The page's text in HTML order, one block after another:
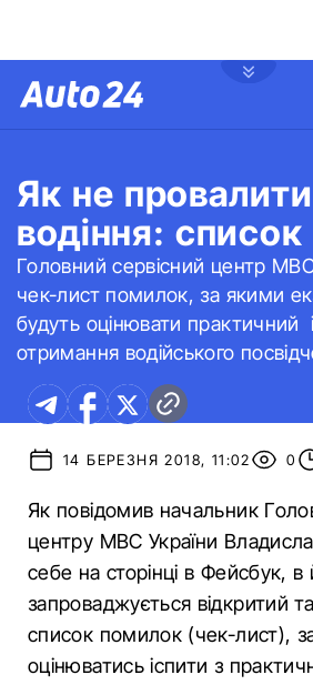
Як не провалити
водіння:
Головний сервісний центр
чек-лист помилок, за якими
будуть оцінювати практичний
отримання водійського
14 БЕРЕЗНЯ 2018, 11:02 0
Як повідомив начальник
центру МВС України
себе на сторінці в Фейсбук, в
запроваджується відкритий
список помилок (чек-лист),
оцінюватись іспити з